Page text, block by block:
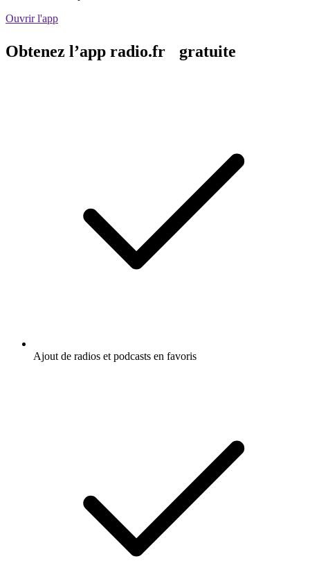
Ouvrir l'app
Obtenez l’app radio.fr gratuite
Ajout de radios et podcasts en favoris